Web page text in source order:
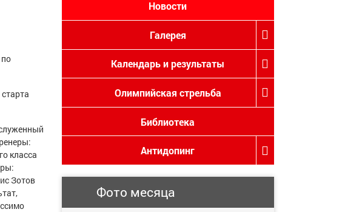
класса
Зотов
Новости
Галерея
Календарь и результаты
Олимпийская стрельба
Библиотека
Антидопинг
Фото месяца